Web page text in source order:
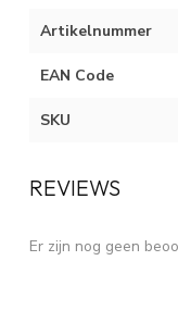
Gewicht
Sluiting:
Trolleysysteem
Voordelen Decent
- Gemakkelijk
- 4-wielen trolley
Artikelnummer
EAN Code
SKU
REVIEWS
Er zijn nog geen